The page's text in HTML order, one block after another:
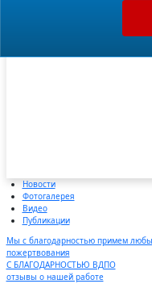
Новости
Фотогалерея
Видео
Публикации
Мы с благодарностью примем
пожертвования
С БЛАГОДАРНОСТЬЮ ВДПО
отзывы о нашей работе